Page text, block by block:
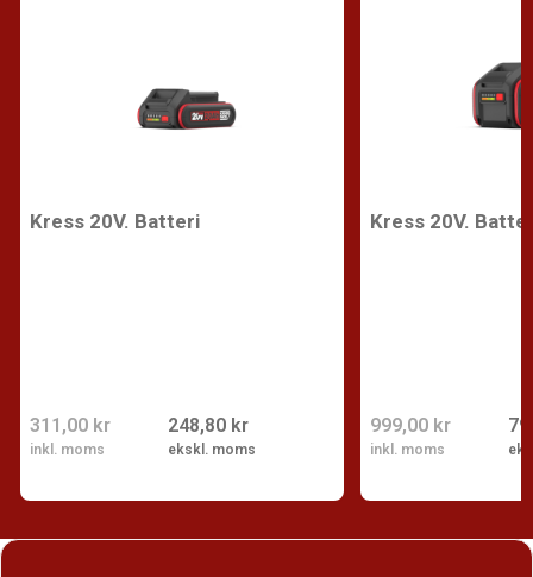
Kress 20V. Batteri
248,80 kr
ekskl. moms
311,00 kr
inkl. moms
Kress 20V.
999,00 kr
inkl. moms